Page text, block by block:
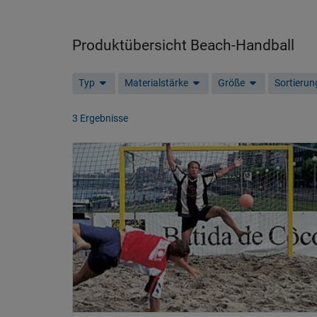
Produktübersicht Beach-Handball
Typ Materialstärke Größe
3 Ergebnisse